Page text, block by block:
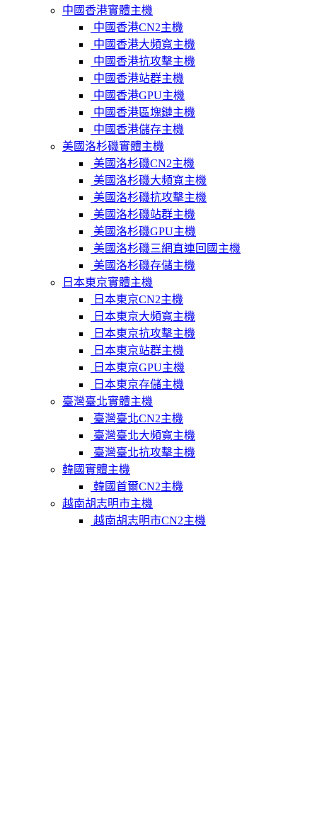
中國香港實體主機
中國香港CN2主機
中國香港大頻寬主機
中國香港抗攻擊主機
中國香港站群主機
中國香港GPU主機
中國香港區塊鏈主機
中國香港儲存主機
美國洛杉磯實體主機
美國洛杉磯CN2主機
美國洛杉磯大頻寬主機
美國洛杉磯抗攻擊主機
美國洛杉磯站群主機
美國洛杉磯GPU主機
美國洛杉磯三網直連回國主機
美國洛杉磯存儲主機
日本東京實體主機
日本東京CN2主機
日本東京大頻寬主機
日本東京抗攻擊主機
日本東京站群主機
日本東京GPU主機
日本東京存儲主機
臺灣臺北實體主機
臺灣臺北CN2主機
臺灣臺北大頻寬主機
臺灣臺北抗攻擊主機
韓國實體主機
韓國首爾CN2主機
越南胡志明市主機
越南胡志明市CN2主機